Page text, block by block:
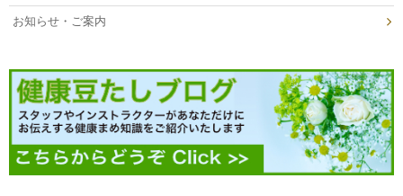
お知らせ・ご案内